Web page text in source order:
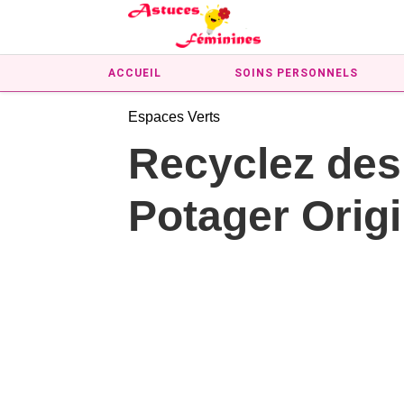
ACCUEIL SOINS PERSONNELS
Espaces Verts
Recyclez
Potager